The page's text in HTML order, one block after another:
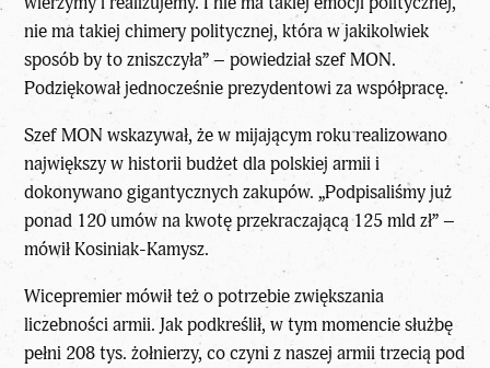
nie ma takiej chimery politycznej, która w jakikolwiek
sposób by to zniszczyła” – powiedział szef MON.
Podziękował jednocześnie prezydentowi za współpracę.
Szef MON wskazywał, że w mijającym roku realizowano
największy w historii budżet dla polskiej armii i
dokonywano gigantycznych zakupów. „Podpisaliśmy już
ponad 120 umów na kwotę przekraczającą 125 mld zł” –
mówił Kosiniak-Kamysz.
Wicepremier mówił też o potrzebie zwiększania
liczebności armii. Jak podkreślił, w tym momencie służbę
pełni 208 tys. żołnierzy, co czyni z naszej armii trzecią pod